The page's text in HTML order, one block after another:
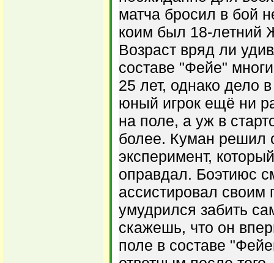
матча бросил в бой
коим был 18-летний
Возраст вряд ли
составе "Фейе"
25 лет, однако дело
юный игрок ещё ни
на поле, а уж в
более. Куман решил
эксперимент,
оправдал. Боэтиюс
ассистировал
умудрился забить
скажешь, что он
поле в составе